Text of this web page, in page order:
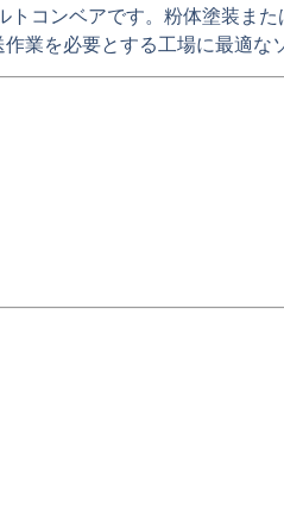
コンベアです。粉体塗装ま
業を必要とする工場に最適な